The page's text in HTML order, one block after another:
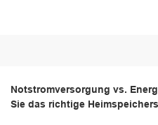
Notstromversorgung vs.
Sie das richtige